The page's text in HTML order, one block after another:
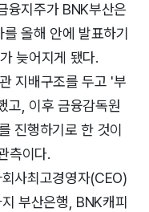
융지주가 BNK부산은
올해 안에 발표하기
늦어지게 됐다.
지배구조를 두고 '부
고, 이후 금융감독원
진행하기로 한 것이
측이다.
사최고경영자(CEO)
부산은행, BNK캐피